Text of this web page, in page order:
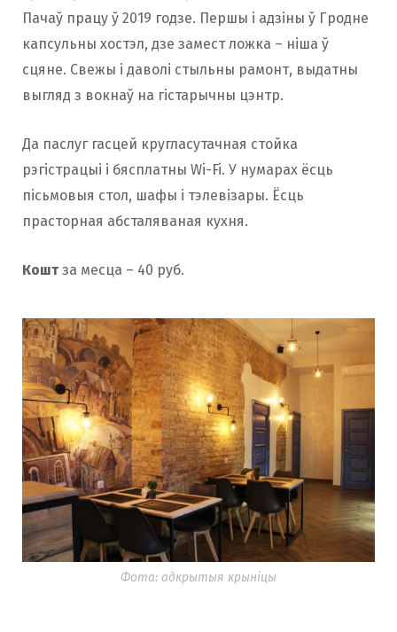
Пачаў працу ў 2019 годзе. Першы і адзіны ў Гродне
капсульны хостэл, дзе замест ложка – ніша ў
сцяне. Свежы і даволі стыльны рамонт, выдатны
выгляд з вокнаў на гістарычны цэнтр.
Да паслуг гасцей кругласутачная стойка
рэгістрацыі і бясплатны Wi-Fi. У нумарах ёсць
пісьмовыя стол, шафы і тэлевізары. Ёсць
прасторная абсталяваная кухня.
Кошт за месца – 40 руб.
Фота: адкрытыя крыніцы